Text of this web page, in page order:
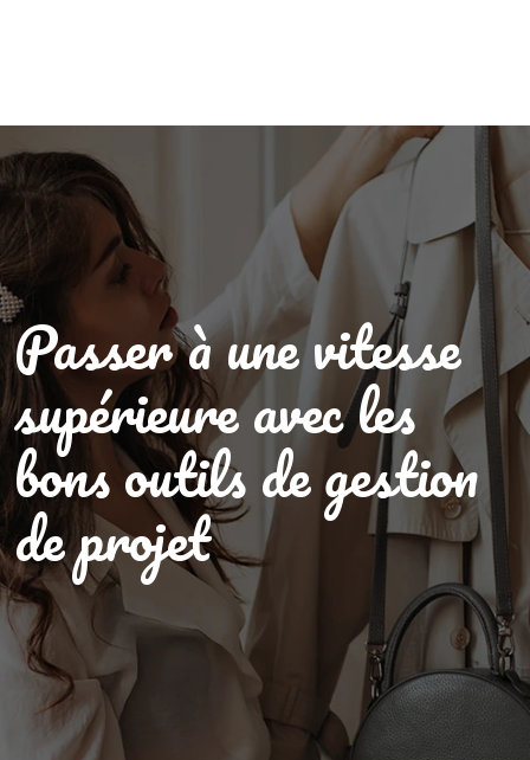
Passer à une vitesse
supérieure avec les
bons outils de gestion
de projet